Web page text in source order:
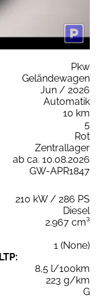
Pkw
Geländewagen
Jun / 2026
Automatik
10 km
5
Rot
Zentrallager
ab ca. 10.08.2026
GW-APR1847
210 kW / 286 PS
Diesel
2.967 cm³
1 (None)
8,5 l/100km
223 g/km
G